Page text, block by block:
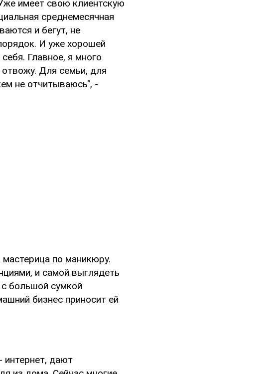
имеет свою клиентскую
среднемесячная
и бегут, не
И уже хорошей
Главное, я много
Для семьи, для
не отчитываюсь", -
мастерица по маникюру.
и самой выглядеть
большой сумкой
бизнес приносит ей
интернет, дают